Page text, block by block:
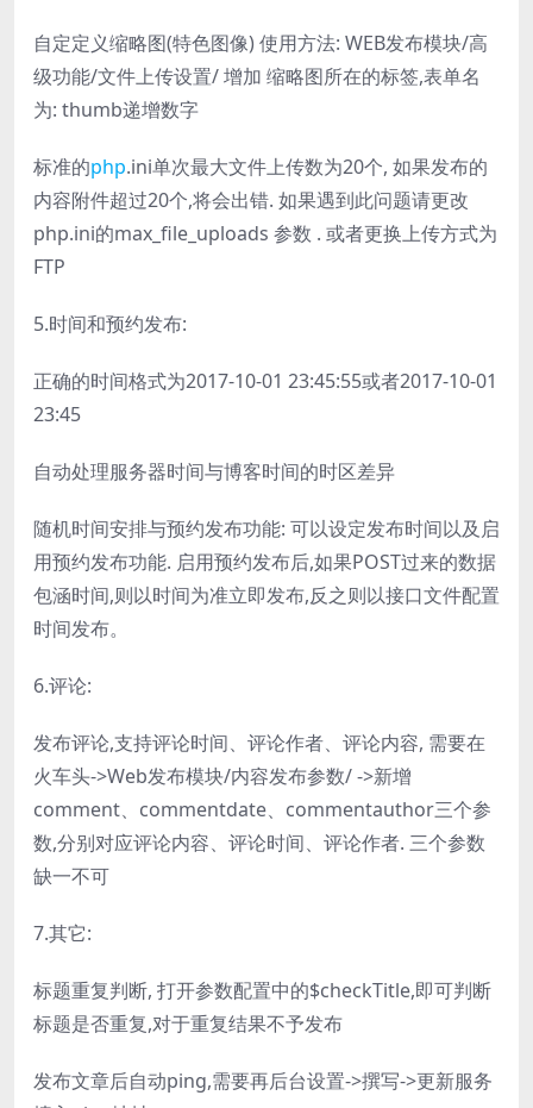
自定定义缩略图(特色图像) 使用方法: WEB发布模块/高
级功能/文件上传设置/ 增加 缩略图所在的标签,表单名
为: thumb递增数字
标准的php.ini单次最大文件上传数为20个, 如果发布的
内容附件超过20个,将会出错. 如果遇到此问题请更改
php.ini的max_file_uploads 参数 . 或者更换上传方式为
FTP
5.时间和预约发布:
正确的时间格式为2017-10-01 23:45:55或者2017-10-01
23:45
自动处理服务器时间与博客时间的时区差异
随机时间安排与预约发布功能: 可以设定发布时间以及启
用预约发布功能. 启用预约发布后,如果POST过来的数据
包涵时间,则以时间为准立即发布,反之则以接口文件配置
时间发布。
6.评论:
发布评论,支持评论时间、评论作者、评论内容, 需要在
火车头->Web发布模块/内容发布参数/ ->新增
comment、commentdate、commentauthor三个参
数,分别对应评论内容、评论时间、评论作者. 三个参数
缺一不可
7.其它:
标题重复判断, 打开参数配置中的$checkTitle,即可判断
标题是否重复,对于重复结果不予发布
发布文章后自动ping,需要再后台设置->撰写->更新服务